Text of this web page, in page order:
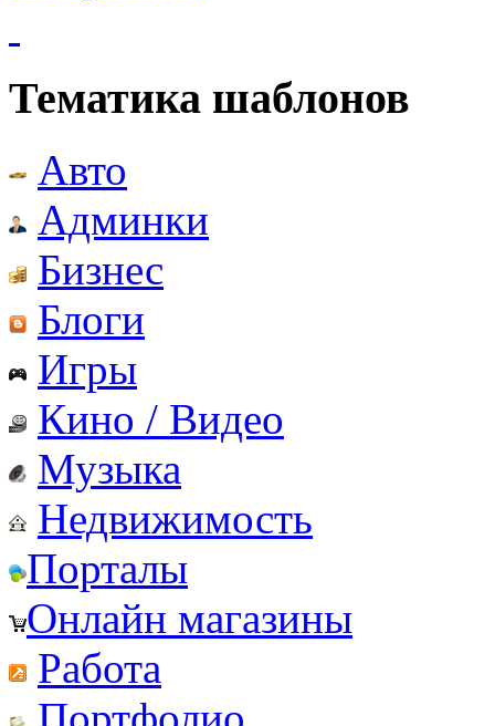
Тематика шаблонов
Авто
Админки
Бизнес
Блоги
Игры
Кино / Видео
Музыка
Недвижимость
Порталы
Онлайн магазины
Работа